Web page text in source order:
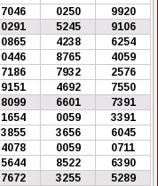
7046 0250
9920
0291 5245
9106
0865 4238
6254
0446 8765
4059
7186 7932
2576
9151 4692
7550
8099 6601
7391
1654 0059
3391
3855 3656
6045
4078 0059
0711
5644 8522
6390
7672 3255
5289